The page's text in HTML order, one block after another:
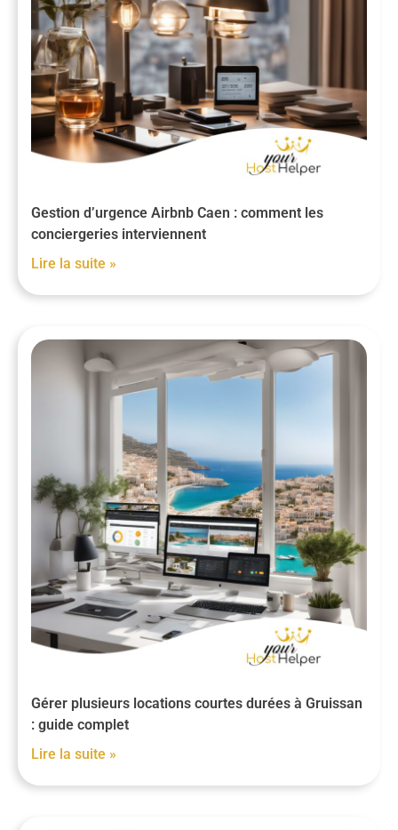
Gestion d’urgence Airbnb Caen : comment les
conciergeries interviennent
Lire la suite »
Gérer plusieurs locations courtes durées à Gruissan
: guide complet
Lire la suite »